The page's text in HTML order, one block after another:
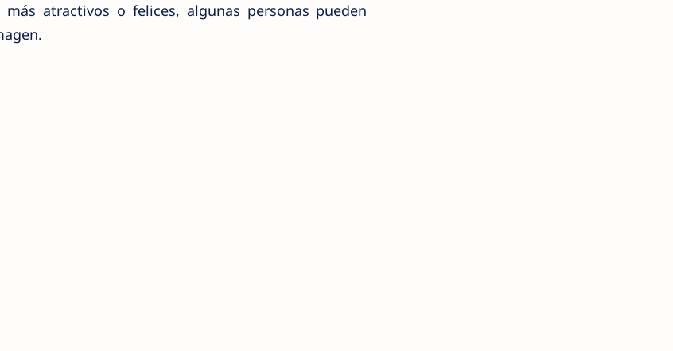
atractivos o felices, algunas personas pueden